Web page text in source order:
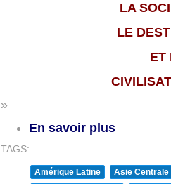
LA
LE
ET
»
En savoir plus
TAGS:
Amérique Latine
Asie Centrale